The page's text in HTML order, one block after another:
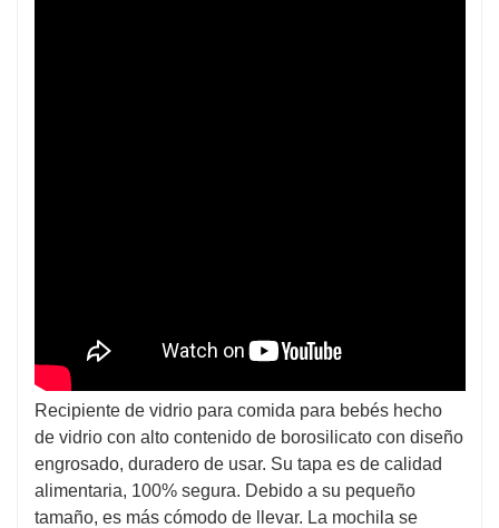
Recipiente de vidrio para comida para bebés hecho
de vidrio con alto contenido de borosilicato con diseño
engrosado, duradero de usar. Su tapa es de calidad
alimentaria, 100% segura. Debido a su pequeño
tamaño, es más cómodo de llevar. La mochila se